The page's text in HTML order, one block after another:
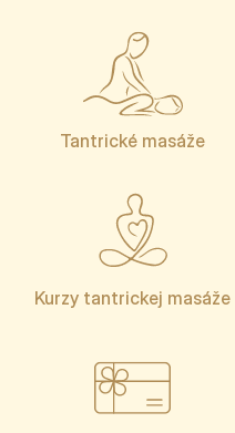
Tantrické masáže
Kurzy tantrickej masáže